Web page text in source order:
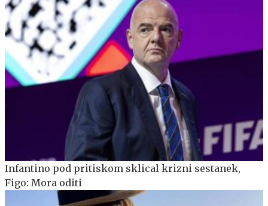
Infantino pod pritiskom sklical krizni sestanek,
Figo: Mora oditi